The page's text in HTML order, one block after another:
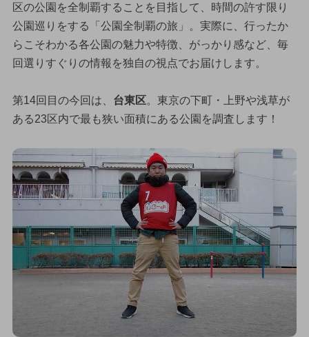
区の公園を全制覇することを目指して、時間の許す限り
公園巡りをする「公園全制覇の旅」。実際に、行ったか
らこそわかる各公園の魅力や特徴、がっかり感など、毎
回選りすぐりの情報を独自の視点でお届けします。
第14回目の今回は、 台東区。東京の下町・上野や浅草が
ある23区内で最も狭い面積にある公園を調査します！